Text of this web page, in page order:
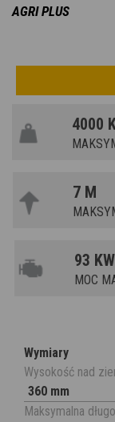
AGRI PLUS
4000
7 M
93
MOC
Wymiary
Wysokość nad
360 mm
Maksymalna